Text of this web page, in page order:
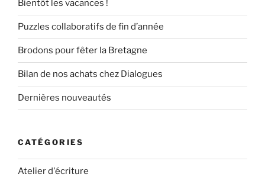
Bientôt les vacances !
Puzzles collaboratifs de fin d’année
Brodons pour fêter la Bretagne
Bilan de nos achats chez Dialogues
Dernières nouveautés
CATÉGORIES
Atelier d'écriture